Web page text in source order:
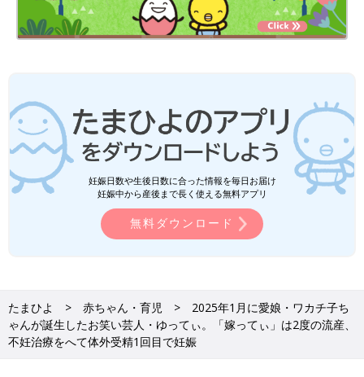
妊娠日数や生後日数に合った情報を毎日お届け
妊娠中から産後まで長く使える無料アプリ
無料ダウンロード
たまひよ 赤ちゃん・育児
2025年1月に愛娘・ワカチ子ち
ゃんが誕生したお笑い芸人・ゆってぃ。「嫁ってぃ」は2度の流産、
不妊治療をへて体外受精1回目で妊娠